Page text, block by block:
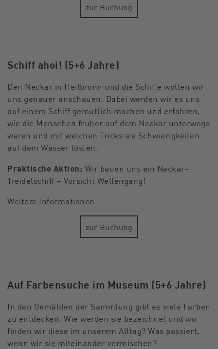
zur Buchung
Schiff ahoi! (5+6 Jahre)
Den Neckar in Heilbronn und die Schiffe wollen wir
uns genauer anschauen. Dabei werden wir es uns
auf einem Schiff gemütlich machen und erfahren,
wie die Menschen früher auf dem Neckar unterwegs
waren und mit welchen Tricks sie Schwierigkeiten
auf dem Wasser lösten.
Praktische Aktion: Wir bauen uns ein Neckar-
Treidelschiff – Vorsicht Wellengang!
Weitere Informationen
zur Buchung
Auf Farbensuche im Museum (5+6 Jahre)
In den Gemälden der Sammlung gibt es viele Farben
zu entdecken. Wie werden sie bezeichnet und wo
finden wir diese im unserem Alltag? Was passiert,
wenn wir sie miteinander vermischen?